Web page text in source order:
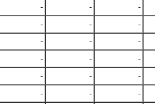
- -
-
- -
-
- -
-
- -
-
- -
-
- -
-